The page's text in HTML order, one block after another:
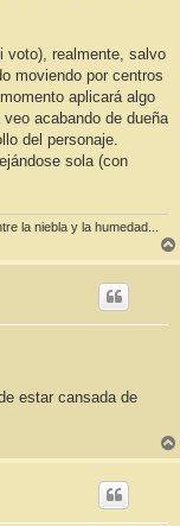
voto), realmente, salvo
moviendo por centros
aplicará algo
acabando de dueña
del personaje.
sola (con
la niebla y la humedad...
estar cansada de